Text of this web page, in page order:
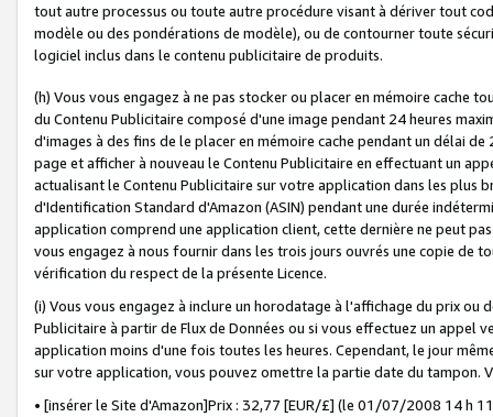
tout autre processus ou toute autre procédure visant à dériver tout
modèle ou des pondérations de modèle), ou de contourner toute
logiciel inclus dans le contenu publicitaire de produits.
(h) Vous vous engagez à ne pas stocker ou placer en mémoire cache
du Contenu Publicitaire composé d'une image pendant 24 heures
d'images à des fins de le placer en mémoire cache pendant un délai
page et afficher à nouveau le Contenu Publicitaire en effectuant un
actualisant le Contenu Publicitaire sur votre application dans les plus
d'Identification Standard d'Amazon (ASIN) pendant une durée
application comprend une application client, cette dernière ne peut
vous engagez à nous fournir dans les trois jours ouvrés une copie de
vérification du respect de la présente Licence.
(i) Vous vous engagez à inclure un horodatage à l'affichage du prix
Publicitaire à partir de Flux de Données ou si vous effectuez un appel
application moins d'une fois toutes les heures. Cependant, le jour
sur votre application, vous pouvez omettre la partie date du tampon.
• [insérer le Site d'Amazon]Prix : 32,77 [EUR/£] (le 01/07/2008 14 h